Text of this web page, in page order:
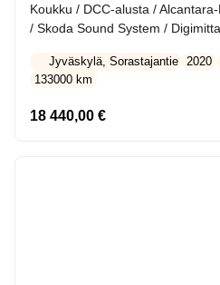
Koukku / DCC-alusta /
/ Skoda Sound System /
Jyväskylä, Sorastajantie 2020
133000 km
18 440,00 €